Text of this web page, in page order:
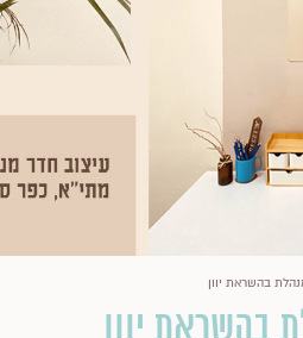
בהשראת יוון